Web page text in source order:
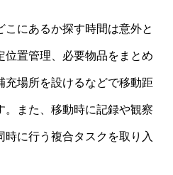
にあるか探す時間は意外と
位置管理、必要物品をまとめ
充場所を設けるなどで移動距
。また、移動時に記録や観察
に行う複合タスクを取り入